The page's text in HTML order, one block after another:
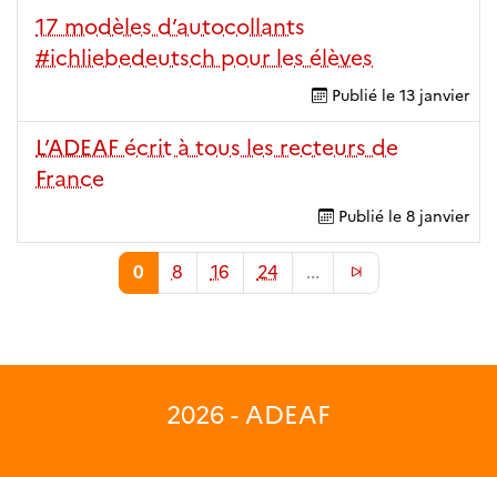
17 modèles d’autocollants
#ichliebedeutsch pour les élèves
Publié le 13 janvier
L’ADEAF écrit à tous les recteurs de
France
Publié le 8 janvier
0 8 16 24 ...
2026 - ADEAF